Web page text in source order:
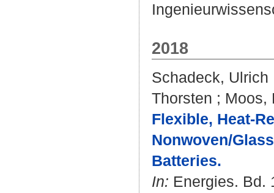
2018
Schadeck, Ulrich
Thorsten ; Moos,
Flexible, Heat-
Nonwoven/
Batteries.
In: Energies. Bd.